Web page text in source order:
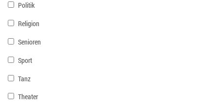
Politik
Religion
Senioren
Sport
Tanz
Theater